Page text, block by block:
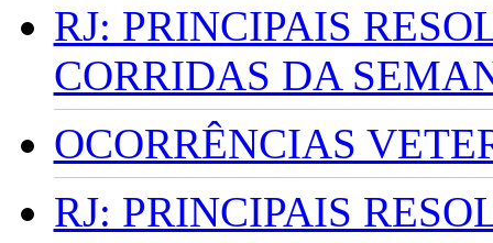
RJ: PRINCIPAIS
CORRIDAS DA
OCORRÊNCIAS
RJ: PRINCIPAIS